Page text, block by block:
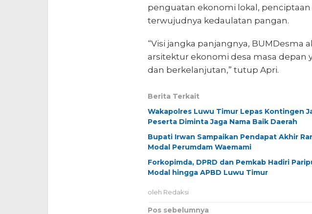
penguatan ekonomi lokal, penciptaan
terwujudnya kedaulatan pangan.
“Visi jangka panjangnya, BUMDesma
arsitektur ekonomi desa masa depan
dan berkelanjutan,” tutup Apri.
Berita Terkait
Wakapolres Luwu Timur Lepas Kontingen
Peserta Diminta Jaga Nama Baik Daerah
Bupati Irwan Sampaikan Pendapat Akhir
Modal Perumdam Waemami
Forkopimda, DPRD dan Pemkab Hadiri
Modal hingga APBD Luwu Timur
oleh Redaksi
Pos sebelumnya